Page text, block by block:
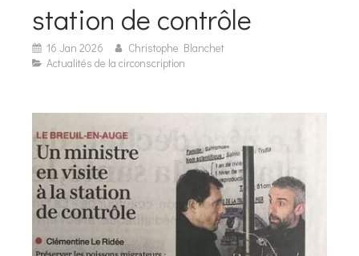
station de contrôle
16 Jan 2026
Christophe Blanchet
Actualités de la circonscription